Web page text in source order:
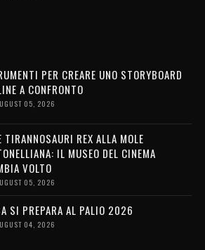
PER CREARE UNO STORYBOARD
A CONFRONTO
05, 2026
TIRANNOSAURI REX ALLA MOLE
IL MUSEO DEL CINEMA
VOLTO
05, 2026
SI PREPARA AL PALIO 2026
04, 2026